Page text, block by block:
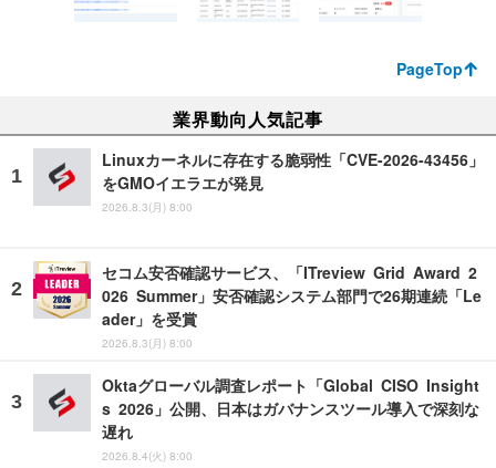
PageTop
業界動向人気記事
Linuxカーネルに存在する脆弱性「CVE-2026-43456」
をGMOイエラエが発見
2026.8.3(月) 8:00
セコム安否確認サービス、「ITreview Grid Award 2
026 Summer」安否確認システム部門で26期連続「Le
ader」を受賞
2026.8.3(月) 8:00
Oktaグローバル調査レポート「Global CISO Insight
s 2026」公開、日本はガバナンスツール導入で深刻な
遅れ
2026.8.4(火) 8:00